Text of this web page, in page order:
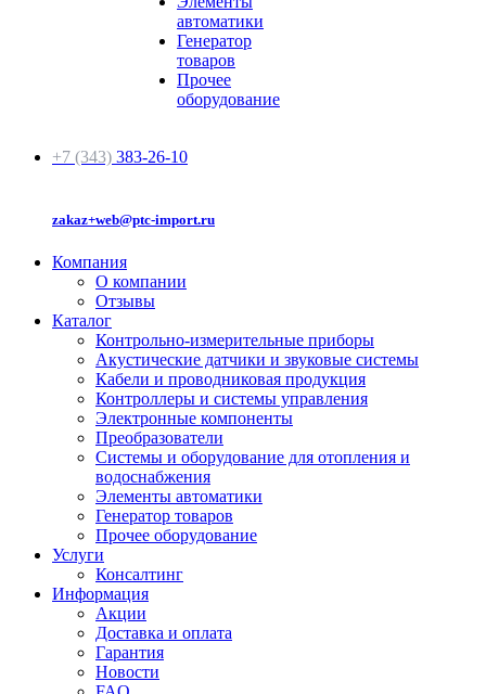
автоматики
Генератор
товаров
Прочее
оборудование
+7 (343) 383-26-10
zakaz+web@ptc-import.ru
Компания
О компании
Отзывы
Каталог
Контрольно-измерительные приборы
Акустические датчики и звуковые системы
Кабели и проводниковая продукция
Контроллеры и системы управления
Электронные компоненты
Преобразователи
Системы и оборудование для отопления и
водоснабжения
Элементы автоматики
Генератор товаров
Прочее оборудование
Услуги
Консалтинг
Информация
Акции
Доставка и оплата
Гарантия
Новости